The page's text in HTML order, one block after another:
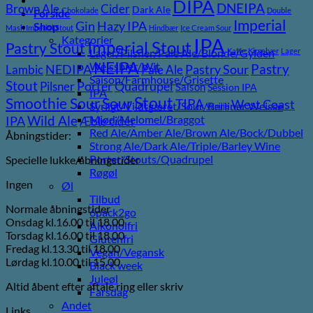
Forside
Shop
Kategorier
Lager/Pilsner/Pale Ale/Blonde/Gylden
Weissbier/Wit
Saison/Farmhouse/Grisette
IPA
Syrligt/Vildtgæret/Sour/Berliner Weisse
Mjød/Melomel/Braggot
Red Ale/Amber Ale/Brown Ale/Bock/Dubbel
Strong Ale/Dark Ale/Triple/Barley Wine
Porter/Stouts/Quadrupel
Røgøl
Øl
Tilbud
6pack2go
Alkoholfri
Glutenfri
Vegan/Vegansk
Black week
Juleøl
Farsdag
Andet
Brown Ale Chokolade Cider Dark Ale DIPA DNEIPA Double
Mash Imperial Stout Gin Hazy IPA Hindbær Ice Cream Sour Imperial
Pastry StoutImperial StoutIPA Kaffe Kirsebær Lager
Lambic NEDIPANEIPAPale Ale Pastry Sour Pastry
Stout Pilsner PorterQuadrupelSaisonSession IPA
Smoothie SourSourStoutTIPA Vanilje West Coast
IPAWild Ale Æble cider
Åbningstider:
Specielle lukke/åbningstider
Ingen
Normale åbningstider
Onsdag kl.16.00 til 18.00
Torsdag kl.16.00 til 18.00
Fredag kl.13.30 til 18.00
Lørdag kl.10.00 til 15.00
Altid åbent efter aftale ring eller skriv